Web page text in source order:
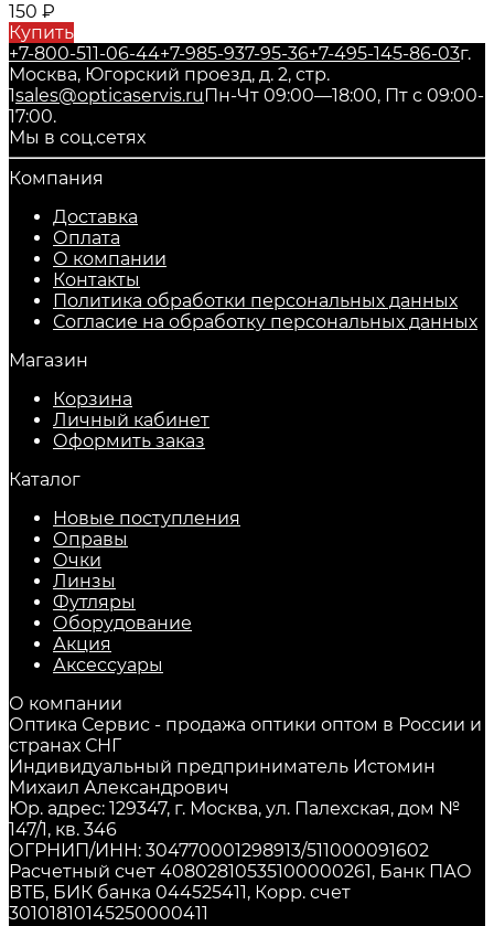
150 ₽
Купить
+7-800-511-06-44+7-985-937-95-36+7-495-145-86-03г.
Москва, Югорский проезд, д. 2, стр.
1sales@opticaservis.ruПн-Чт 09:00—18:00, Пт с 09:00-
17:00.
Мы в соц.сетях
Компания
Доставка
Оплата
О компании
Контакты
Политика обработки персональных данных
Согласие на обработку персональных данных
Магазин
Корзина
Личный кабинет
Оформить заказ
Каталог
Новые поступления
Оправы
Очки
Линзы
Футляры
Оборудование
Акция
Аксессуары
О компании
Оптика Сервис - продажа оптики оптом в России и
странах СНГ
Индивидуальный предприниматель Истомин
Михаил Александрович
Юр. адрес: 129347, г. Москва, ул. Палехская, дом №
147/1, кв. 346
ОГРНИП/ИНН: 304770001298913/511000091602
Расчетный счет 40802810535100000261, Банк ПАО
ВТБ, БИК банка 044525411, Корр. счет
30101810145250000411